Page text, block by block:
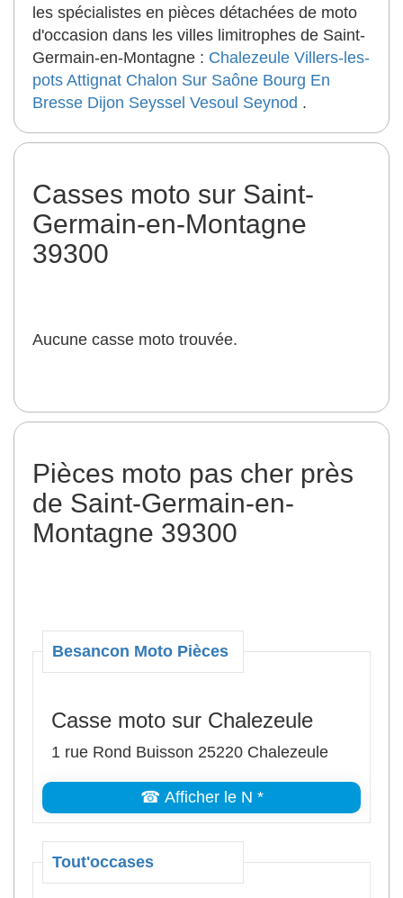
les spécialistes en pièces détachées de moto
d'occasion dans les villes limitrophes de Saint-
Germain-en-Montagne : Chalezeule Villers-les-
pots Attignat Chalon Sur Saône Bourg En
Bresse Dijon Seyssel Vesoul Seynod .
Casses moto sur Saint-
Germain-en-Montagne
39300
Aucune casse moto trouvée.
Pièces moto pas cher près
de Saint-Germain-en-
Montagne 39300
Besancon Moto Pièces
Casse moto sur Chalezeule
1 rue Rond Buisson 25220 Chalezeule
☎ Afficher le N *
Tout'occases